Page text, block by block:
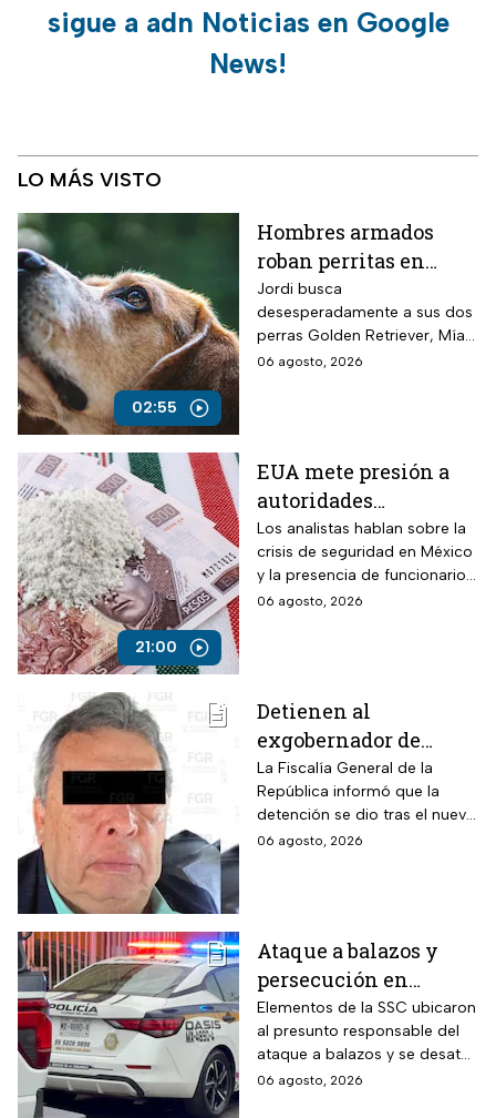
sigue a adn Noticias en Google
News!
LO MÁS VISTO
02:55
Hombres armados
roban perritas en
Veracruz
Jordi busca
desesperadamente a sus dos
perras Golden Retriever, Mía y
Camila, de seis años, robadas
06 agosto, 2026
21:00
EUA mete presión a
autoridades
mexicanas para
combatir al
narcotráfico y detener
a funcionarios
Los analistas hablan sobre la
crisis de seguridad en México
y la presencia de funcionarios
corruptos en el narcotráfico
06 agosto, 2026
Detienen al
exgobernador de
Guerrero, Ángel
Aguirre, por el Caso
Ayotzinapa
La Fiscalía General de la
República informó que la
detención se dio tras el nuevo
modelo de investigación
06 agosto, 2026
Ataque a balazos y
persecución en
Álvaro Obregón,
CDMX, hoy 6 de agosto
Elementos de la SSC ubicaron
al presunto responsable del
ataque a balazos y se desató
una persecución
06 agosto, 2026